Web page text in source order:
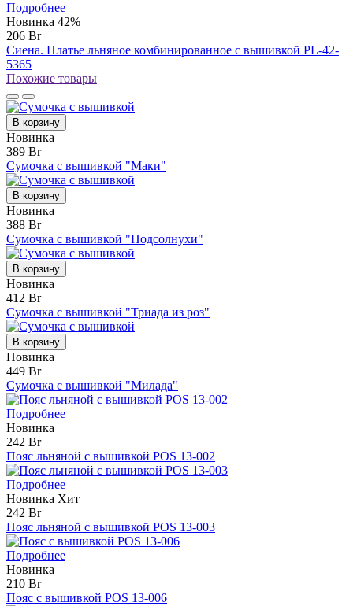
Подробнее
Новинка 42%
206 Br
Сиена. Платье льняное комбинированное с вышивкой PL-42-
5365
Похожие товары
В корзину
Новинка
389 Br
Сумочка с вышивкой "Маки"
В корзину
Новинка
388 Br
Сумочка с вышивкой "Подсолнухи"
В корзину
Новинка
412 Br
Сумочка с вышивкой "Триада из роз"
В корзину
Новинка
449 Br
Сумочка с вышивкой "Милада"
Подробнее
Новинка
242 Br
Пояс льняной с вышивкой POS 13-002
Подробнее
Новинка Хит
242 Br
Пояс льняной с вышивкой POS 13-003
Подробнее
Новинка
210 Br
Пояс с вышивкой POS 13-006